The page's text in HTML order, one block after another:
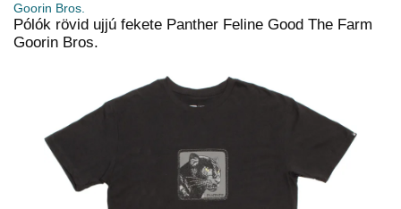
Goorin Bros.
Pólók rövid ujjú fekete Panther Feline Good The Farm
Goorin Bros.